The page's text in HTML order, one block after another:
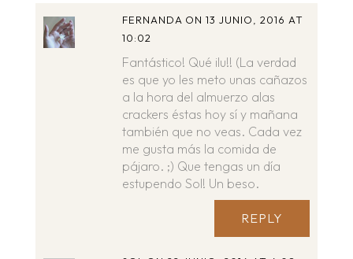
FERNANDA ON 13 JUNIO, 2016 AT
10:02
Fantástico! Qué ilu!! (La verdad
es que yo les meto unas cañazos
a la hora del almuerzo alas
crackers éstas hoy sí y mañana
también que no veas. Cada vez
me gusta más la comida de
pájaro. ;) Que tengas un día
estupendo Sol! Un beso.
REPLY